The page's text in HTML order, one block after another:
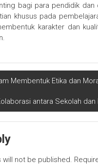
bagi para pendidik dan
khusus pada
karakter dan
Membentuk Etika dan
antara Sekolah dan
will not be published.